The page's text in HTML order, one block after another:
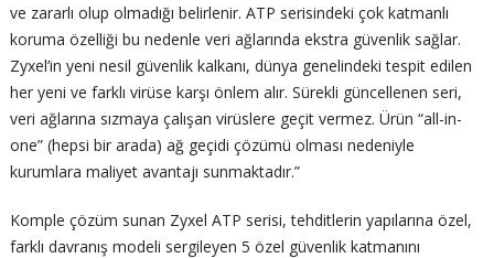
ve zararlı olup olmadığı belirlenir. ATP serisindeki çok katmanlı
koruma özelliği bu nedenle veri ağlarında ekstra güvenlik sağlar.
Zyxel’in yeni nesil güvenlik kalkanı, dünya genelindeki tespit edilen
her yeni ve farklı virüse karşı önlem alır. Sürekli güncellenen seri,
veri ağlarına sızmaya çalışan virüslere geçit vermez. Ürün “all-in-
one” (hepsi bir arada) ağ geçidi çözümü olması nedeniyle
kurumlara maliyet avantajı sunmaktadır.”
Komple çözüm sunan Zyxel ATP serisi, tehditlerin yapılarına özel,
farklı davranış modeli sergileyen 5 özel güvenlik katmanını